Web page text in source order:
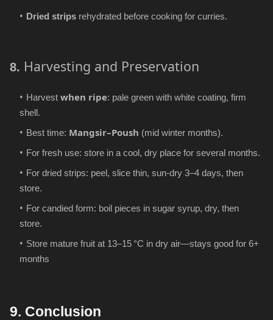
Dried strips rehydrated before cooking for curries.
8. Harvesting and Preservation
Harvest when ripe: pale green with white coating, firm
shell.
Best time: Mangsir–Poush (mid winter months).
For fresh use: store in a cool, dry place for several months.
For dried strips: peel, slice thin, sun‑dry 3–4 days, then
store.
For candied form: boil pieces in sugar syrup, dry, then
store.
Store mature fruit at 13–15 °C in dry air—stays good for 6+
months
9. Conclusion